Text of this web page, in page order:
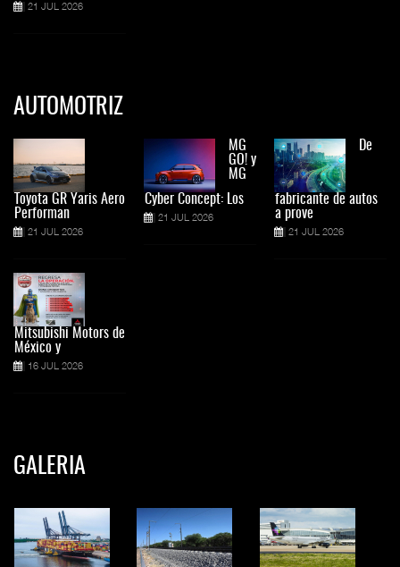
21 JUL 2026
AUTOMOTRIZ
Toyota GR Yaris Aero
Performan
21 JUL 2026
Mitsubishi Motors de
México y
16 JUL 2026
MG
GO! y
MG
Cyber Concept: Los
21 JUL 2026
De
fabricante de autos
a prove
21 JUL 2026
GALERIA